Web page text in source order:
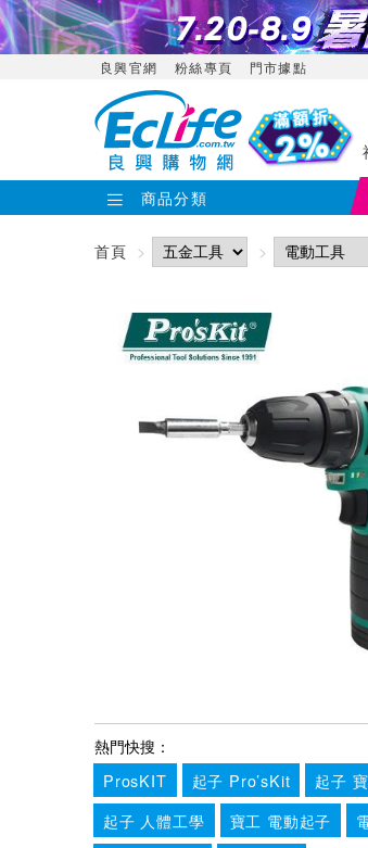
良興官網 粉絲專頁 門市據點
商品分類
首頁
熱門快搜：
ProsKIT
起子 Pro’sKit 起子
起子 人體工學
寶工 電動起子